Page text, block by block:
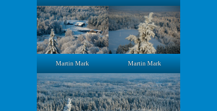
Martin Mark Martin Mark